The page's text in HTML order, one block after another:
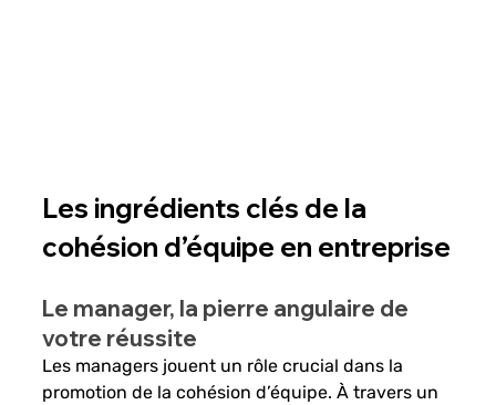
Les ingrédients clés de la
cohésion d’équipe en entreprise
Le manager, la pierre angulaire de
votre réussite
Les managers jouent un rôle crucial dans la
promotion de la cohésion d’équipe. À travers un